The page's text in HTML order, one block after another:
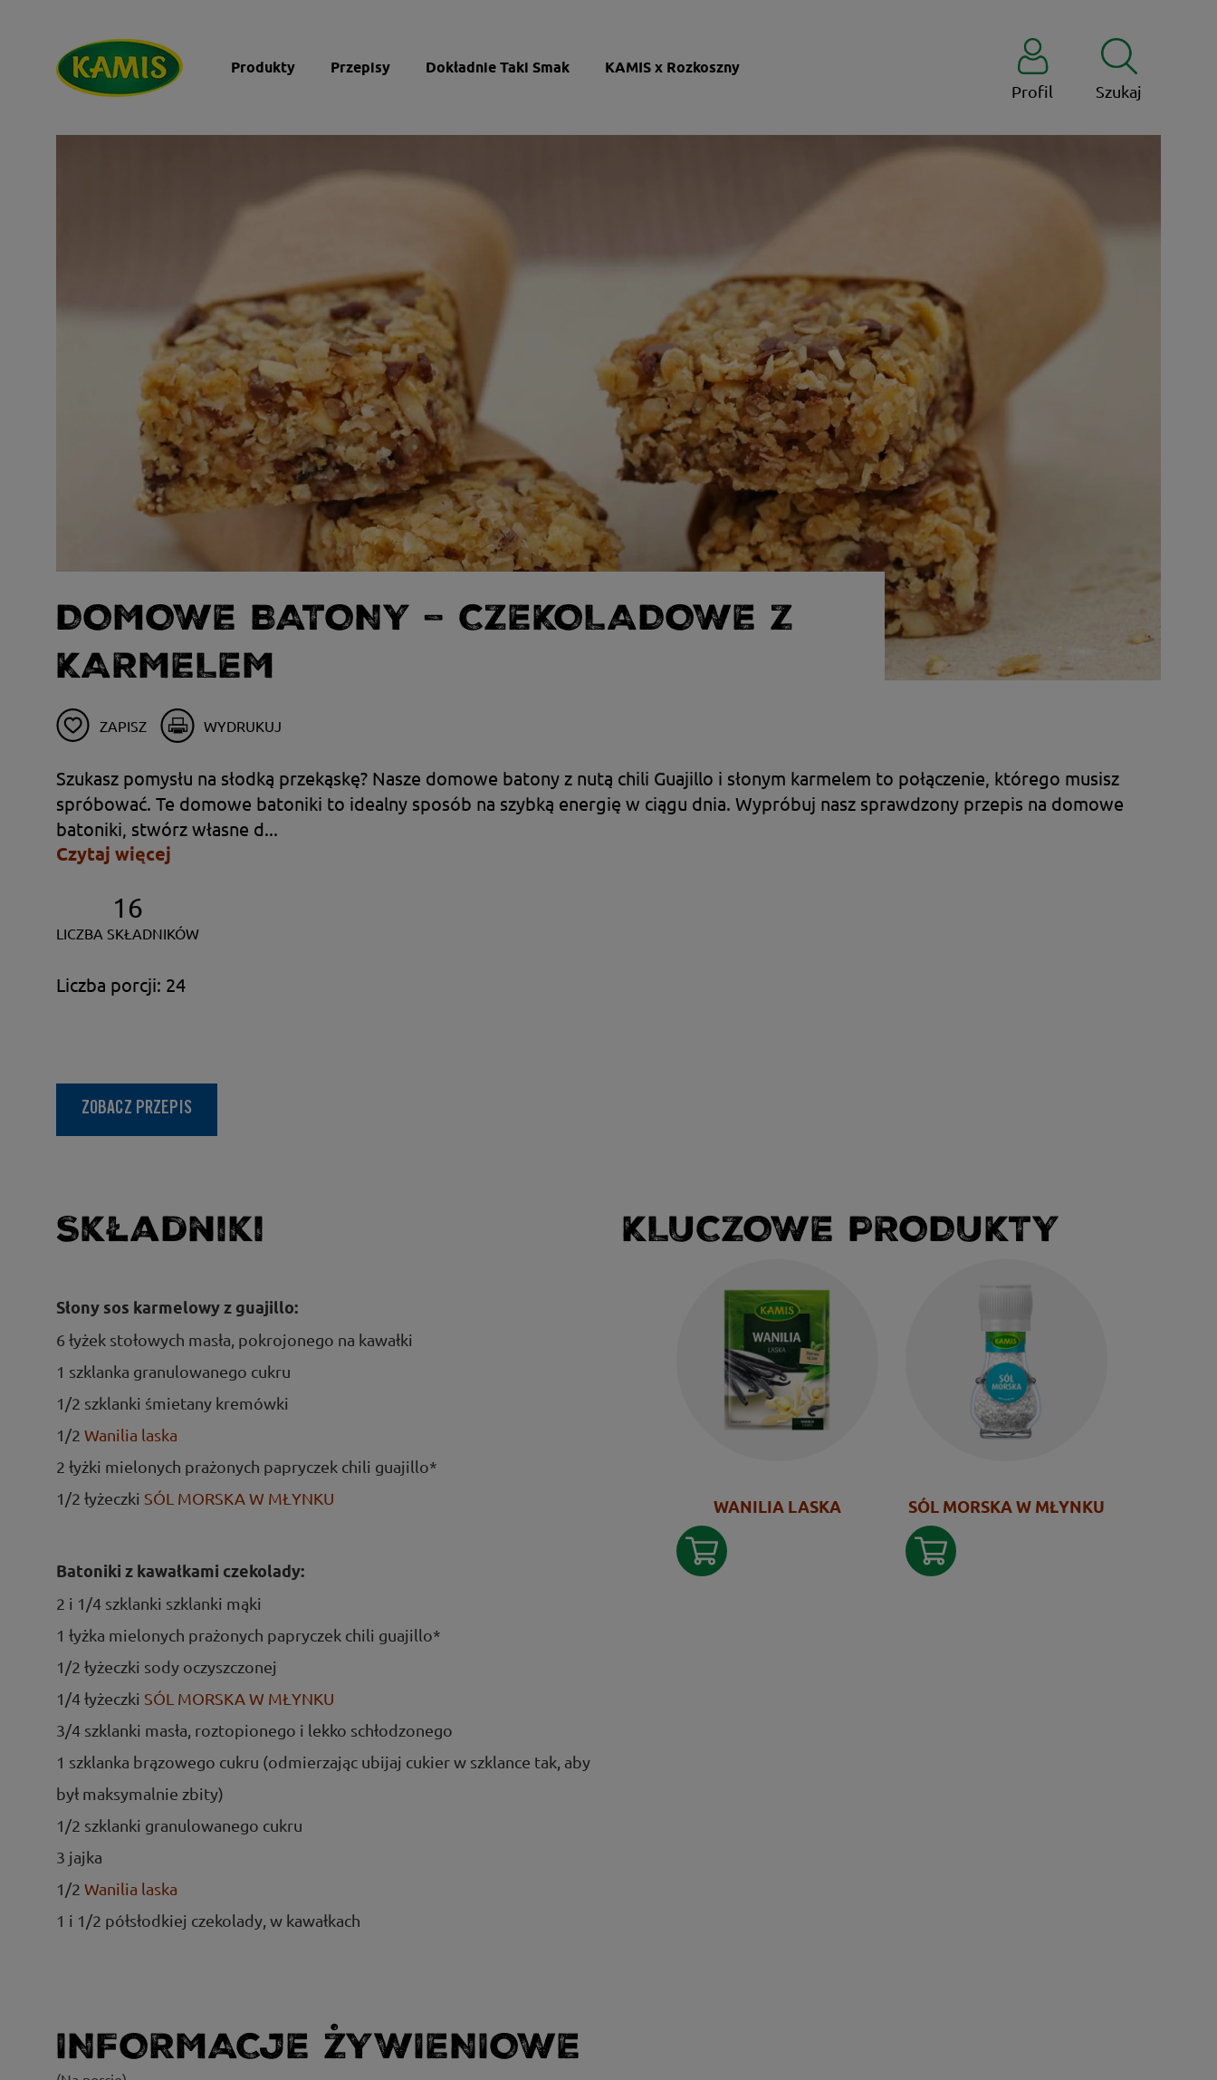
Produkty Przepisy Dokładnie Taki Smak KAMIS x Rozkoszny
Profil Szukaj
DOMOWE BATONY – CZEKOLADOWE Z
KARMELEM
ZAPISZ WYDRUKUJ
Szukasz pomysłu na słodką przekąskę? Nasze domowe batony z nutą chili Guajillo i słonym karmelem to połączenie, którego musisz
spróbować. Te domowe batoniki to idealny sposób na szybką energię w ciągu dnia. Wypróbuj nasz sprawdzony przepis na domowe
batoniki, stwórz własne d...
Czytaj więcej
16
LICZBA SKŁADNIKÓW
Liczba porcji: 24
ZOBACZ PRZEPIS
Składniki
Słony sos karmelowy z guajillo:
6 łyżek stołowych masła, pokrojonego na kawałki
1 szklanka granulowanego cukru
1/2 szklanki śmietany kremówki
1/2 Wanilia laska
2 łyżki mielonych prażonych papryczek chili guajillo*
1/2 łyżeczki SÓL MORSKA W MŁYNKU
Batoniki z kawałkami czekolady:
2 i 1/4 szklanki szklanki mąki
1 łyżka mielonych prażonych papryczek chili guajillo*
1/2 łyżeczki sody oczyszczonej
1/4 łyżeczki SÓL MORSKA W MŁYNKU
3/4 szklanki masła, roztopionego i lekko schłodzonego
1 szklanka brązowego cukru (odmierzając ubijaj cukier w szklance tak, aby
był maksymalnie zbity)
1/2 szklanki granulowanego cukru
3 jajka
1/2 Wanilia laska
1 i 1/2 półsłodkiej czekolady, w kawałkach
KLUCZOWE PRODUKTY
WANILIA LASKA SÓL MORSKA W MŁYNKU
INFORMACJE ŻYWIENIOWE